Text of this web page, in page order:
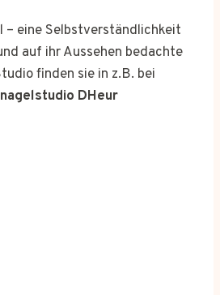
– eine Selbstverständlichkeit
auf ihr Aussehen bedachte
finden sie in z.B. bei
DHeur